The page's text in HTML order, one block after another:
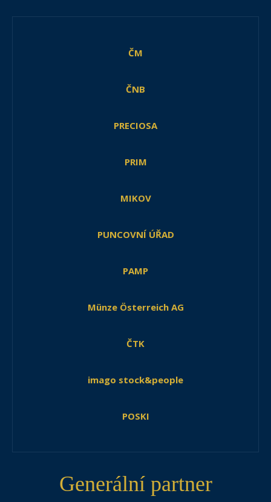
ČM
ČNB
PRECIOSA
PRIM
MIKOV
PUNCOVNÍ ÚŘAD
PAMP
Münze Österreich AG
ČTK
imago stock&people
POSKI
Generální partner